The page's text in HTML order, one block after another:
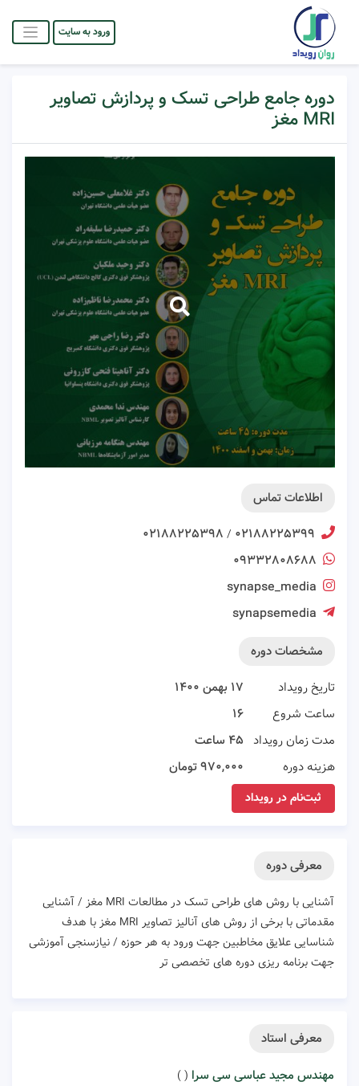
ورود به سایت
دوره جامع طراحی تسک و پردازش تصاویر
MRI مغز
اطلاعات تماس
۰۲۱۸۸۲۲۵۳۹۹ / ۰۲۱۸۸۲۲۵۳۹۸
۰۹۳۳۲۸۰۸۶۸۸
synapse_media
synapsemedia
مشخصات دوره
تاریخ رویداد
۱۷ بهمن ۱۴۰۰
ساعت شروع
۱۶
مدت زمان رویداد ۴۵ ساعت
هزینه دوره
۹۷۰,۰۰۰ تومان
ثبت‌نام در رویداد
معرفی دوره
آشنایی با روش های طراحی تسک در مطالعات MRI مغز / آشنایی
مقدماتی با برخی از روش های آنالیز تصاویر MRI مغز با هدف
شناسایی علایق مخاطبین جهت ورود به هر حوزه / نیازسنجی آموزشی
جهت برنامه ریزی دوره های تخصصی تر
معرفی استاد
مهندس مجید عباسی سی سرا ( )